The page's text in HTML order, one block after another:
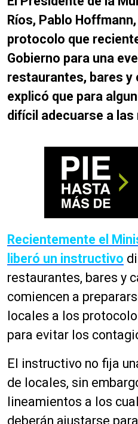
Ríos, Pablo
protocolo que
Gobierno para una
restaurantes, bares y
explicó que para
difícil adecuarse a las
Recientemente el
liberó un instructivo
restaurantes, bares y
comiencen a
locales a los
para evitar los
El instructivo no fija
de locales, sin
lineamientos a los
deberán ajustarse